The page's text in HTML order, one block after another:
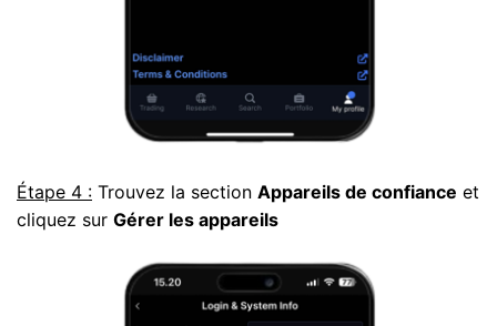
Étape 4 : Trouvez la section Appareils de confiance et
cliquez sur Gérer les appareils